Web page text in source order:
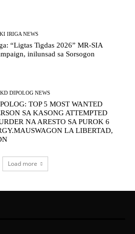
IRIGA NEWS
“Ligtas Tigdas 2026” MR-SIA
inilunsad sa Sorsogon
DIPOLOG NEWS
TOP 5 MOST WANTED
SA KASONG ATTEMPTED
NA ARESTO SA PUROK 6
LA LIBERTAD,
Load more